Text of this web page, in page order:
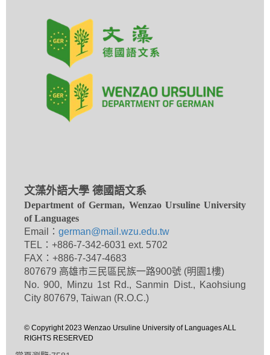
文藻外語大學 德國語文系
Department of German, Wenzao Ursuline University
of Languages
Email： german@mail.wzu.edu.tw
TEL：+886-7-342-6031 ext. 5702
FAX：+886-7-347-4683
807679 高雄市三民區民族一路900號 (明園1樓)
No. 900, Minzu 1st Rd., Sanmin Dist., Kaohsiung
City 807679, Taiwan (R.O.C.)
© Copyright 2023 Wenzao Ursuline University of Languages ALL
RIGHTS RESERVED